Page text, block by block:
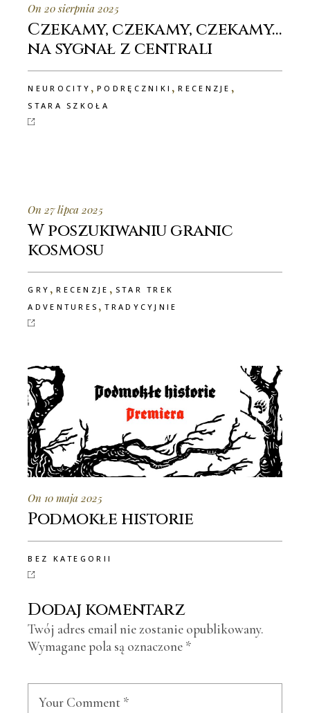
On 20 sierpnia 2025
Czekamy, czekamy, czekamy…
na sygnał z centrali
NEUROCITY ,PODRĘCZNIKI ,RECENZJE ,
STARA SZKOŁA
On 27 lipca 2025
W poszukiwaniu granic
kosmosu
GRY ,RECENZJE , STAR TREK
ADVENTURES ,TRADYCYJNIE
On 10 maja 2025
Podmokłe historie
BEZ KATEGORII
Dodaj komentarz
Twój adres email nie zostanie opublikowany.
Wymagane pola są oznaczone *